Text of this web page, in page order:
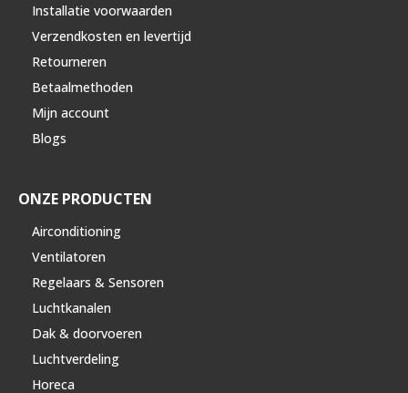
Installatie voorwaarden
Verzendkosten en levertijd
Retourneren
Betaalmethoden
Mijn account
Blogs
ONZE PRODUCTEN
Airconditioning
Ventilatoren
Regelaars & Sensoren
Luchtkanalen
Dak & doorvoeren
Luchtverdeling
Horeca